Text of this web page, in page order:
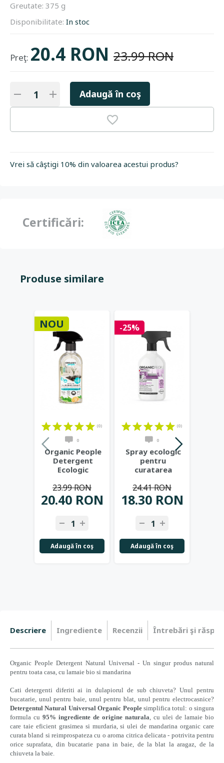
Greutate: 375 g
Disponibilitate: In stoc
Preţ: 20.4 RON 23.99 RON
Adaugă în coş
Vrei să câştigi 10% din valoarea acestui produs?
Certificări:
Produse similare
NOU
(0)
0
Organic People
Detergent
Ecologic
Lamaie si
Mandarina...
20.40 RON
23.99 RON
Adaugă în coş
-25%
(0)
0
Spray ecologic
pentru
curatarea
Wild Sorrel,
18.30 RON
24.41 RON
Adaugă în coş
+ +
Descriere Ingrediente Recenzii Întrebări şi
Organic People Detergent Natural Universal - Un singur produs natural
pentru toata casa, cu lamaie bio si mandarina
Cati detergenti diferiti ai in dulapiorul de sub chiuveta? Unul pentru
bucatarie, unul pentru baie, unul pentru blat, unul pentru electrocasnice?
Detergentul Natural Universal Organic Peoplesimplifica totul: o singura
formula cu 95% ingrediente de origine naturala, cu ulei de lamaie bio
care taie eficient grasimea si murdaria, si ulei de mandarina organic care
curata bland si reimprospateza cu o aroma citrica delicata - potrivita pentru
orice suprafata, din bucatarie pana in baie, de la blat la aragaz, de la
chiuveta la baie.